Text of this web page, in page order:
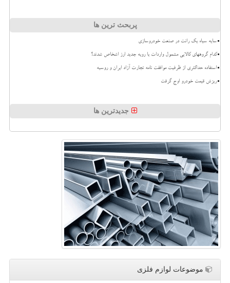
پربحث ترین ها
سایه سیاه یک رانت در صنعت خودروسازی
کدام گروههای کالایی مشمول واردات با رویه جدید ارز اشخاص شدند؟
استفاده حداکثری از ظرفیت موافقت نامه تجارت آزاد ایران و روسیه
ریزش قیمت خودرو اوج گرفت
جدیدترین ها
موضوعات لوازم فلزی